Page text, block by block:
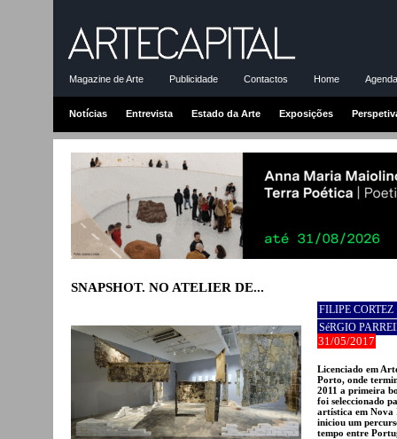
Magazine de Arte Publicidade Contactos Home
Notícias Entrevista Estado da Arte Exposições
SNAPSHOT. NO ATELIER DE...
FILIPE CORTEZ
SéRGIO
31/05/2017
Licenciado em
Porto, onde
2011 a primeira
foi seleccionado
artística em Nova
iniciou um
tempo entre